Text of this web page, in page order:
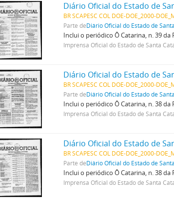
Diário Oficial do Estado de
BR SCAPESC COL DOE-DOE_2000-
Parte deDiário Oficial do Estado de
Inclui o periódico Ô Catarina, n. 39
Imprensa Oficial do Estado de Santa
Diário Oficial do Estado de
BR SCAPESC COL DOE-DOE_2000-
Parte deDiário Oficial do Estado de
Inclui o periódico Ô Catarina, n. 38
Imprensa Oficial do Estado de Santa
Diário Oficial do Estado de
BR SCAPESC COL DOE-DOE_2000-
Parte deDiário Oficial do Estado de
Inclui o periódico Ô Catarina, n. 38
Imprensa Oficial do Estado de Santa